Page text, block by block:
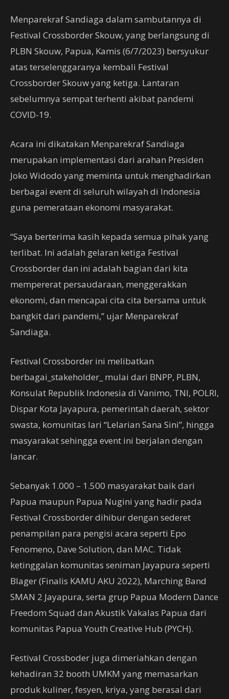
Menparekraf Sandiaga dalam sambutannya di
Festival Crossborder Skouw, yang berlangsung di
PLBN Skouw, Papua, Kamis (6/7/2023) bersyukur
atas terselenggaranya kembali Festival
Crossborder Skouw yang ketiga. Lantaran
sebelumnya sempat terhenti akibat pandemi
COVID-19.
Acara ini dikatakan Menparekraf Sandiaga
merupakan implementasi dari arahan Presiden
Joko Widodo yang meminta untuk menghadirkan
berbagai event di seluruh wilayah di Indonesia
guna pemerataan ekonomi masyarakat.
“Saya berterima kasih kepada semua pihak yang
terlibat. Ini adalah gelaran ketiga Festival
Crossborder dan ini adalah bagian dari kita
mempererat persaudaraan, menggerakkan
ekonomi, dan mencapai cita cita bersama untuk
bangkit dari pandemi,” ujar Menparekraf
Sandiaga.
Festival Crossborder ini melibatkan
berbagai_stakeholder_ mulai dari BNPP, PLBN,
Konsulat Republik Indonesia di Vanimo, TNI, POLRI,
Dispar Kota Jayapura, pemerintah daerah, sektor
swasta, komunitas lari “Lelarian Sana Sini”, hingga
masyarakat sehingga event ini berjalan dengan
lancar.
Sebanyak 1.000 – 1.500 masyarakat baik dari
Papua maupun Papua Nugini yang hadir pada
Festival Crossborder dihibur dengan sederet
penampilan para pengisi acara seperti Epo
Fenomeno, Dave Solution, dan MAC. Tidak
ketinggalan komunitas seniman Jayapura seperti
Blager (Finalis KAMU AKU 2022), Marching Band
SMAN 2 Jayapura, serta grup Papua Modern Dance
Freedom Squad dan Akustik Vakalas Papua dari
komunitas Papua Youth Creative Hub (PYCH).
Festival Crossboder juga dimeriahkan dengan
kehadiran 32 booth UMKM yang memasarkan
produk kuliner, fesyen, kriya, yang berasal dari